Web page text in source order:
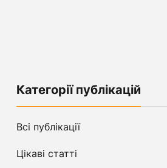
Категорії публікацій
Всі публікації
Цікаві статті